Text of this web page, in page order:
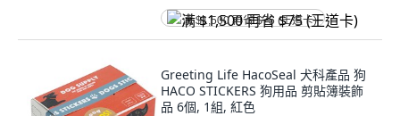
满 $1,500 再省 $75 (王道卡)
Greeting Life HacoSeal 犬科產品 狗
HACO STICKERS 狗用品 剪貼簿裝飾
品 6個, 1組, 紅色